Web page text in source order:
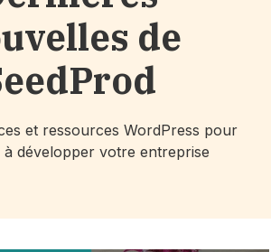
de
et ressources WordPress pour
à développer votre entreprise